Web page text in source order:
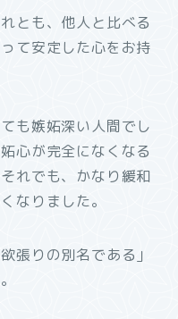
とも、他人と比べる
て安定した心をお持
も嫉妬深い人間でし
心が完全になくなる
れでも、かなり緩和
なりました。
張りの別名である」